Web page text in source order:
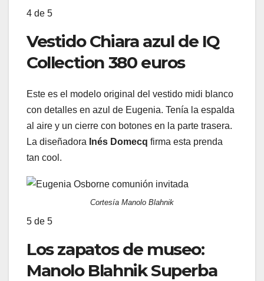
4 de 5
Vestido Chiara azul de IQ
Collection 380 euros
Este es el modelo original del vestido midi blanco
con detalles en azul de Eugenia. Tenía la espalda
al aire y un cierre con botones en la parte trasera.
La diseñadora Inés Domecq firma esta prenda
tan cool.
Cortesía Manolo Blahnik
5 de 5
Los zapatos de museo:
Manolo Blahnik Superba